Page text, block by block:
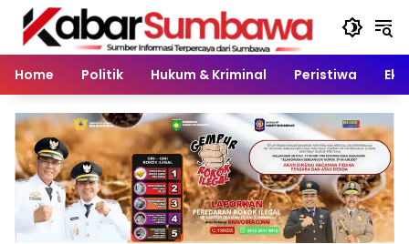
Langsung
konten
Home
Politik Hukum & Kriminal Peristiwa